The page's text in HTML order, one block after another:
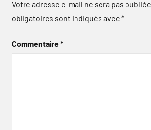
Votre adresse e-mail ne sera pas publiée.
obligatoires sont indiqués avec*
Commentaire*